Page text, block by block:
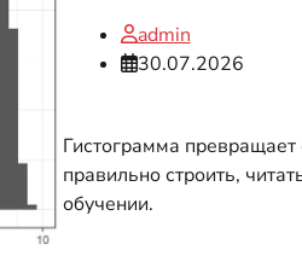
admin
30.07.2026
Гистограмма
правильно строить,
обучении.